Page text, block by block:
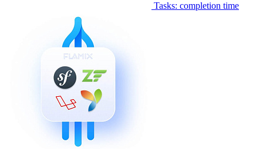
Tasks: completion time